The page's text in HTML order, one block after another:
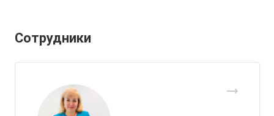
Сотрудники